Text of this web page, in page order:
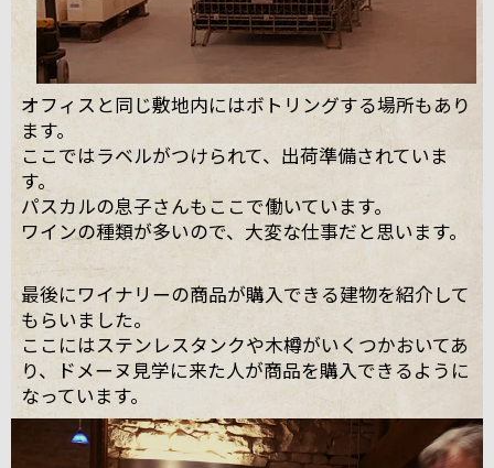
オフィスと同じ敷地内にはボトリングする場所もあり
ます。
ここではラベルがつけられて、出荷準備されていま
す。
パスカルの息子さんもここで働いています。
ワインの種類が多いので、大変な仕事だと思います。
最後にワイナリーの商品が購入できる建物を紹介して
もらいました。
ここにはステンレスタンクや木樽がいくつかおいてあ
り、ドメーヌ見学に来た人が商品を購入できるように
なっています。